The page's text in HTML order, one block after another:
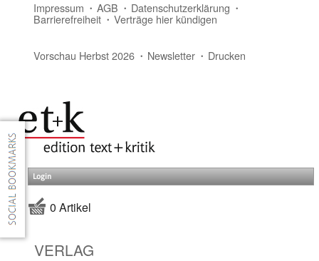
Impressum AGB Datenschutzerklärung
Barrierefreiheit Verträge hier kündigen
Vorschau Herbst 2026 Newsletter Drucken
Login
0 Artikel
VERLAG